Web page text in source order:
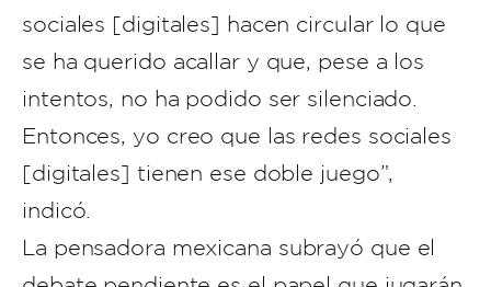
sociales [digitales] hacen circular lo que
se ha querido acallar y que, pese a los
intentos, no ha podido ser silenciado.
Entonces, yo creo que las redes sociales
[digitales] tienen ese doble juego”,
indicó.
La pensadora mexicana subrayó que el